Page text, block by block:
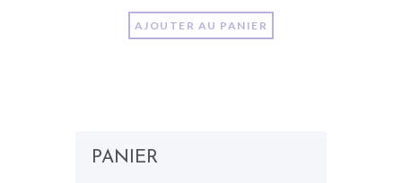
AJOUTER AU PANIER
PANIER